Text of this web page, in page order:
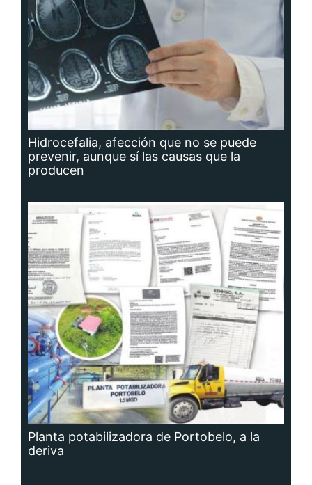
Hidrocefalia, afección que no se puede
prevenir, aunque sí las causas que la
producen
Planta potabilizadora de Portobelo, a la
deriva